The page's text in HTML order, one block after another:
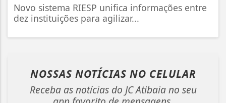
Novo sistema RIESP unifica informações entre
dez instituições para agilizar...
NOSSAS NOTÍCIAS NO CELULAR
Receba as notícias do JC Atibaia no seu